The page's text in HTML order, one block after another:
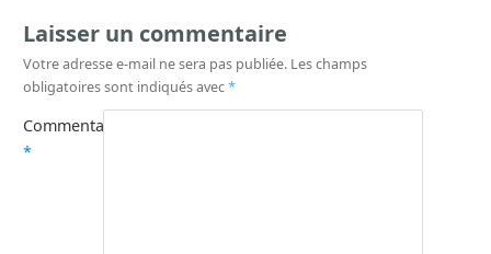
Laisser un commentaire
Votre adresse e-mail ne sera pas publiée. Les champs
obligatoires sont indiqués avec*
Commentaire
*